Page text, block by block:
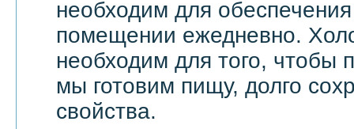
необходим для
помещении ежедневно.
необходим для того, чтобы
мы готовим пищу, долго
свойства.